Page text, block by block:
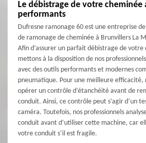
Le débistrage de votre cheminée
performants
Dufresne ramonage 60 est une entreprise
de ramonage de cheminée à Brunvillers La
Afin d’assurer un parfait débistrage de votre
mettons à la disposition de nos
avec des outils performants et modernes
pneumatique. Pour une meilleure efficacité,
opérer un contrôle d’étanchéité avant de
conduit. Ainsi, ce contrôle peut s’agir d’un
caméra. Toutefois, nos professionnels
conduit avant d’utiliser cette machine, car
votre conduit s’il est fragile.